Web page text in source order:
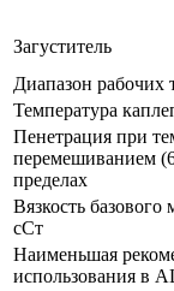
Загуститель
Диапазон рабочих
Температура
Пенетрация при
перемешиванием
пределах
Вязкость
сСт
Наименьшая
использования в